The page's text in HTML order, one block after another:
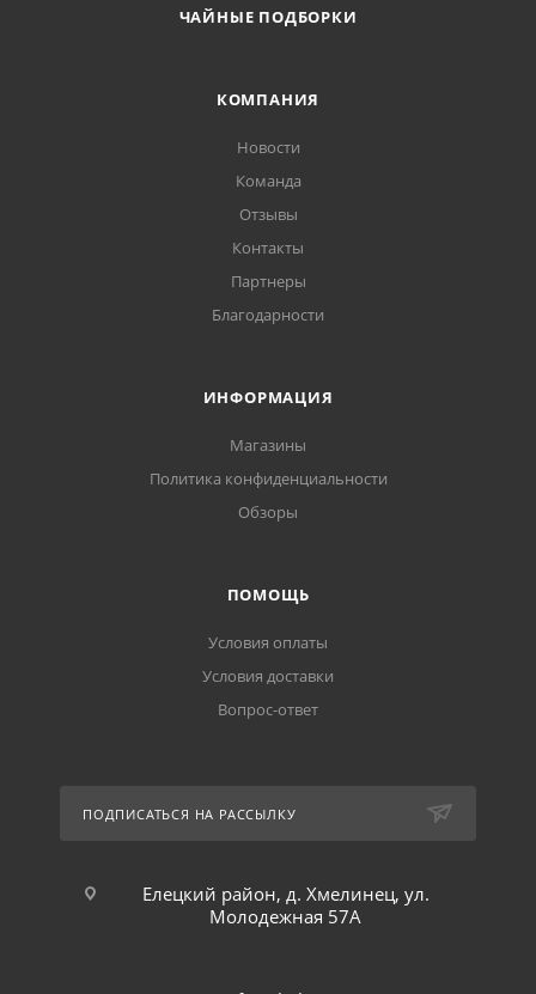
ЧАЙНЫЕ ПОДБОРКИ
КОМПАНИЯ
Новости
Команда
Отзывы
Контакты
Партнеры
Благодарности
ИНФОРМАЦИЯ
Магазины
Политика конфиденциальности
Обзоры
ПОМОЩЬ
Условия оплаты
Условия доставки
Вопрос-ответ
ПОДПИСАТЬСЯ НА РАССЫЛКУ
Елецкий район, д. Хмелинец, ул.
Молодежная 57А